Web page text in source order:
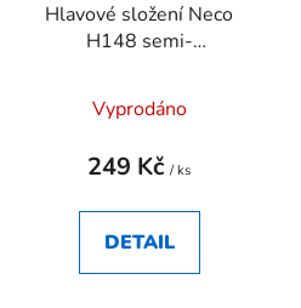
Hlavové složení Neco
H148 semi-
Vyprodáno
249 Kč / ks
DETAIL